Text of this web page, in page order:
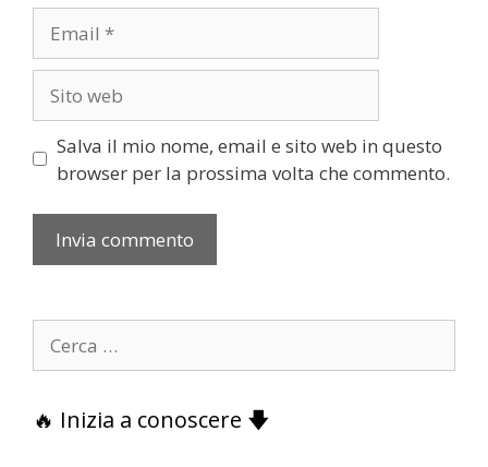
web
Salva il mio nome, email e sito web in questo
browser per la prossima volta che commento.
per:
🔥 Inizia a conoscere 🡇